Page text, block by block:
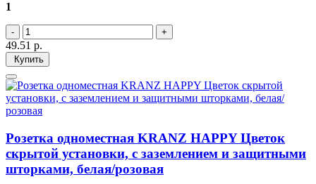
1
49.51 р.
Купить
Розетка одноместная KRANZ HAPPY Цветок
скрытой установки, с заземлением и защитными
шторками, белая/розовая